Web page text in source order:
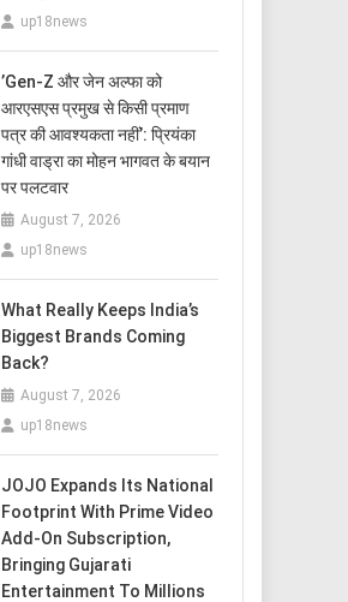
up18news
​’Gen-Z और जेन अल्फा को
आरएसएस प्रमुख से किसी प्रमाण
पत्र की आवश्यकता नहीं’: प्रियंका
गांधी वाड्रा का मोहन भागवत के बयान
पर पलटवार
August 7, 2026
up18news
What Really Keeps India’s
Biggest Brands Coming
Back?
August 7, 2026
up18news
JOJO Expands Its National
Footprint With Prime Video
Add-On Subscription,
Bringing Gujarati
Entertainment To Millions